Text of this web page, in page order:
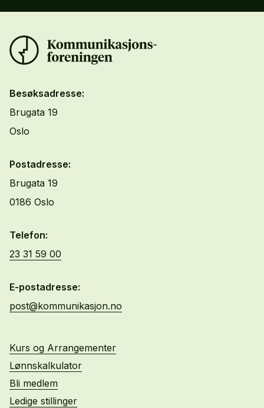
Besøksadresse:
Brugata 19
Oslo
Postadresse:
Brugata 19
0186 Oslo
Telefon:
23 31 59 00
E-postadresse:
post@kommunikasjon.no
Kurs og Arrangementer
Lønnskalkulator
Bli medlem
Ledige stillinger